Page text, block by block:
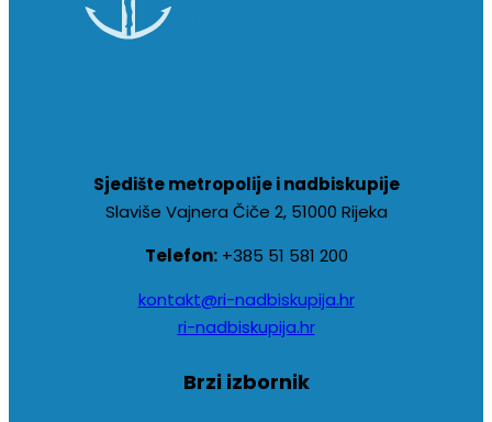
Sjedište metropolije i nadbiskupije
Slaviše Vajnera Čiče 2, 51000 Rijeka
Telefon:+385 51 581 200
kontakt@ri-nadbiskupija.hr
ri-nadbiskupija.hr
Brzi izbornik